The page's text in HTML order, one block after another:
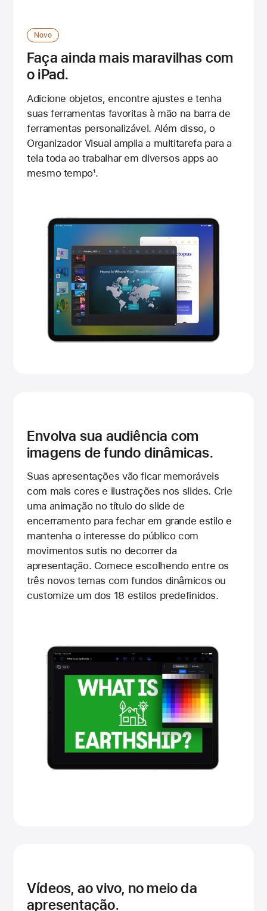
Novo
Faça ainda mais maravilhas com
o iPad.
Adicione objetos, encontre ajustes e tenha
suas ferramentas favoritas à mão na barra de
ferramentas personalizável. Além disso, o
Organizador Visual amplia a multitarefa para a
tela toda ao trabalhar em diversos apps ao
mesmo tempo1.
Envolva sua audiência com
imagens de fundo dinâmicas.
Suas apresentações vão ficar memoráveis
com mais cores e ilustrações nos slides. Crie
uma animação no título do slide de
encerramento para fechar em grande estilo e
mantenha o interesse do público com
movimentos sutis no decorrer da
apresentação. Comece escolhendo entre os
três novos temas com fundos dinâmicos ou
customize um dos 18 estilos predefinidos.
Vídeos, ao vivo, no meio da
apresentação.